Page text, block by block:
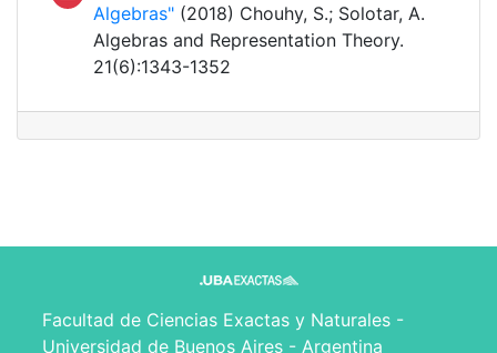
Algebras" (2018) Chouhy, S.; Solotar, A.
Algebras and Representation Theory.
21(6):1343-1352
Facultad de Ciencias Exactas y Naturales -
Universidad de Buenos Aires - Argentina